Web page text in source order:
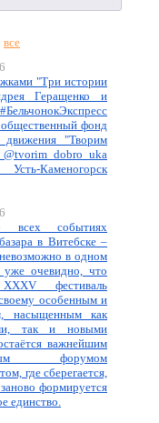
все
"Три истории
Геращенко и
общественный фонд
движения "Творим
@tvorim_dobro_uka
Каменогорск
всех событиях
в Витебске –
в одном
уже очевидно, что
фестиваль
особенным и
насыщенным как
так и новыми
важнейшим
форумом
где сберегается,
формируется
единство.